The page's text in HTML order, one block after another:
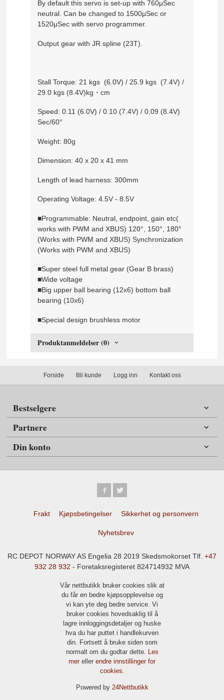
By default this servo is set-up with 760μSec
neutral. Can be changed to 1500μSec or
1520μSec with servo programmer.
Output gear with JR spline (23T).
Stall Torque: 21 kgs (6.0V) / 25.9 kgs (7.4V) /
29.0 kgs (8.4V)kg・cm
Speed: 0.11 (6.0V) / 0.10 (7.4V) / 0.09 (8.4V)
Sec/60°
Weight: 80g
Dimension: 40 x 20 x 41 mm
Length of lead harness: 300mm
Operating Voltage: 4.5V - 8.5V
■Programmable: Neutral, endpoint, gain etc(
works with PWM and XBUS) 120°, 150°, 180°
(Works with PWM and XBUS) Synchronization
(Works with PWM and XBUS)
■Super steel full metal gear (Gear B brass)
■Wide voltage
■Big upper ball bearing (12x6) bottom ball
bearing (10x6)
■Special design brushless motor
Produktanmeldelser (0)
Forside Bli kunde Logg inn Kontakt oss
Bestselgere
Partnere
Din konto
Frakt Kjøpsbetingelser Sikkerhet og personvern
Nyhetsbrev
RC DEPOT NORWAY AS Engelia 28 2019 Skedsmokorset Tlf. +47
932 28 932 - Foretaksregisteret 824714932 MVA
Vår nettbutikk bruker cookies slik at
du får en bedre kjøpsopplevelse og
vi kan yte deg bedre service. Vi
bruker cookies hovedsaklig til å
lagre innloggingsdetaljer og huske
hva du har puttet i handlekurven
din. Fortsett å bruke siden som
normalt om du godtar dette. Les
mer eller endre innstillinger for
cookies.
Powered by 24Nettbutikk